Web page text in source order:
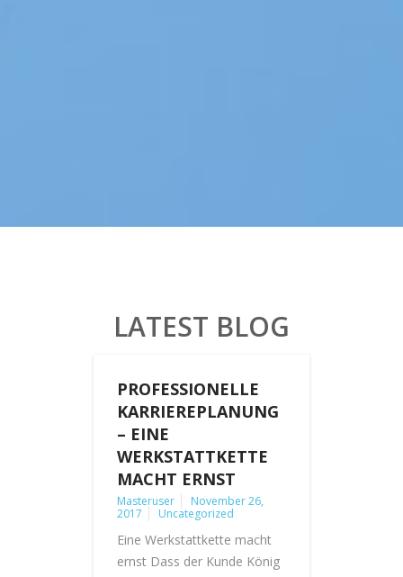
LATEST BLOG
PROFESSIONELLE
KARRIEREPLANUNG
– EINE
WERKSTATTKETTE
MACHT ERNST
Masteruser
November 26,
2017
Uncategorized
Eine Werkstattkette macht
ernst Dass der Kunde König